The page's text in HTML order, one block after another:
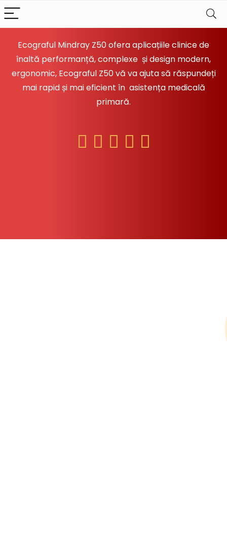
Ecograful Mindray Z50 ofera aplicațiile clinice de
înaltă performanță, complexe și design modern,
ergonomic, Ecograful Z50 vă va ajuta să răspundeți
mai rapid și mai eficient în asistența medicală
primară.
    